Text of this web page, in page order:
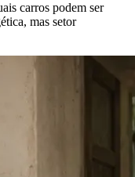
carros podem ser
mas setor